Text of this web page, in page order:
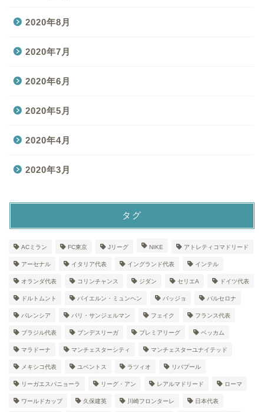
2020年8月
2020年7月
2020年6月
2020年5月
2020年4月
2020年3月
タグ
ACミラン FC東京 Jリーグ NIKE アトレティコマドリード
アーセナル イタリア代表 イングランド代表 インテル
オランダ代表 コリンチャンス ジダン セリエA ドイツ代表
ドルトムント バイエルン・ミュンヘン バッジョ バルセロナ
バレンシア パリ・サンジェルマン フェイク フランス代表
ブラジル代表 ブンデスリーガ プレミアリーグ ベッカム
マラドーナ マンチェスターシティ マンチェスターユナイテッド
メキシコ代表 ユベントス ラツィオ リバプール
リーガエスパニョーラ リーグ・アン レアルマドリード ローマ
ワールドカップ 久保建英 川崎フロンターレ 日本代表